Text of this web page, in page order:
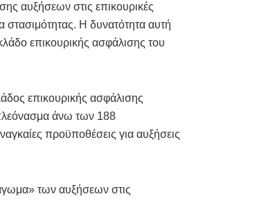
αυξήσεων στις επικουρικές
στασιμότητας. Η δυνατότητα αυτή
επικουρικής ασφάλισης του
επικουρικής ασφάλισης
άνω των 188
προϋποθέσεις για αυξήσεις
των αυξήσεων στις